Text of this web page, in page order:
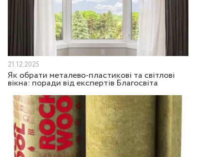
21.12.2025
Як обрати металево-пластикові та світлові
вікна: поради від експертів Благосвіта